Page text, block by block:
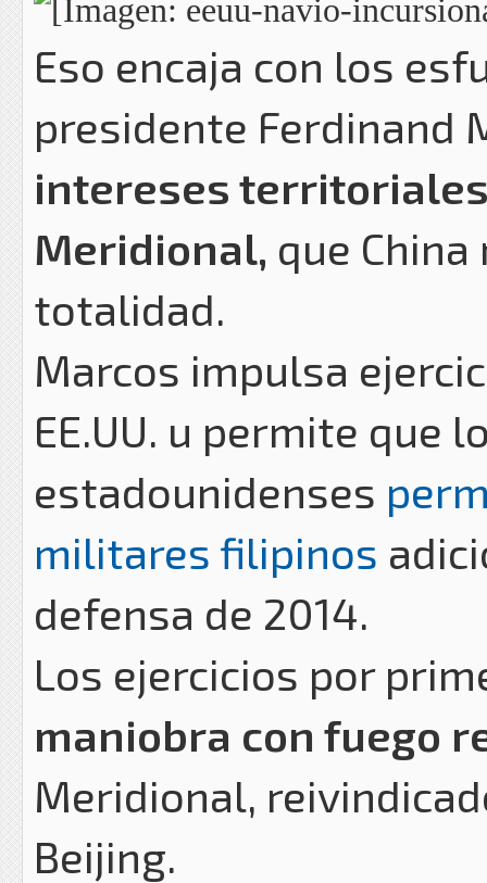
Eso encaja con los
presidente Ferdinand
intereses
Meridional, que
totalidad.
Marcos impulsa
EE.UU. u permite que
estadounidenses
militares filipinos
defensa de 2014.
Los ejercicios por
maniobra con fuego
Meridional,
Beijing.